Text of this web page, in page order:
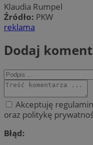
Klaudia Rumpel
Źródło: PKW
reklama
Dodaj
Akceptuję
oraz politykę
Błąd: